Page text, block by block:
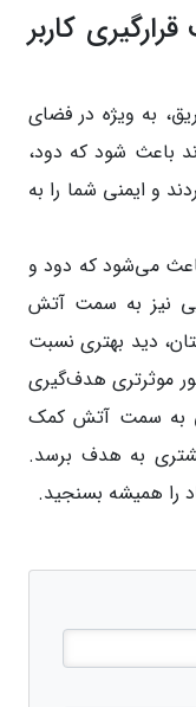
کاربر
به ویژه در فضای
باعث شود که دود،
و ایمنی شما را به
می‌شود که دود و
نیز به سمت آتش
دید بهتری نسبت
موثرتری هدف‌گیری
به سمت آتش کمک
به هدف برسد.
همیشه بسنجید.